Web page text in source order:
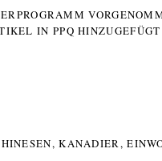
IN PPQ HINZUGEFÜGT
KANADIER,